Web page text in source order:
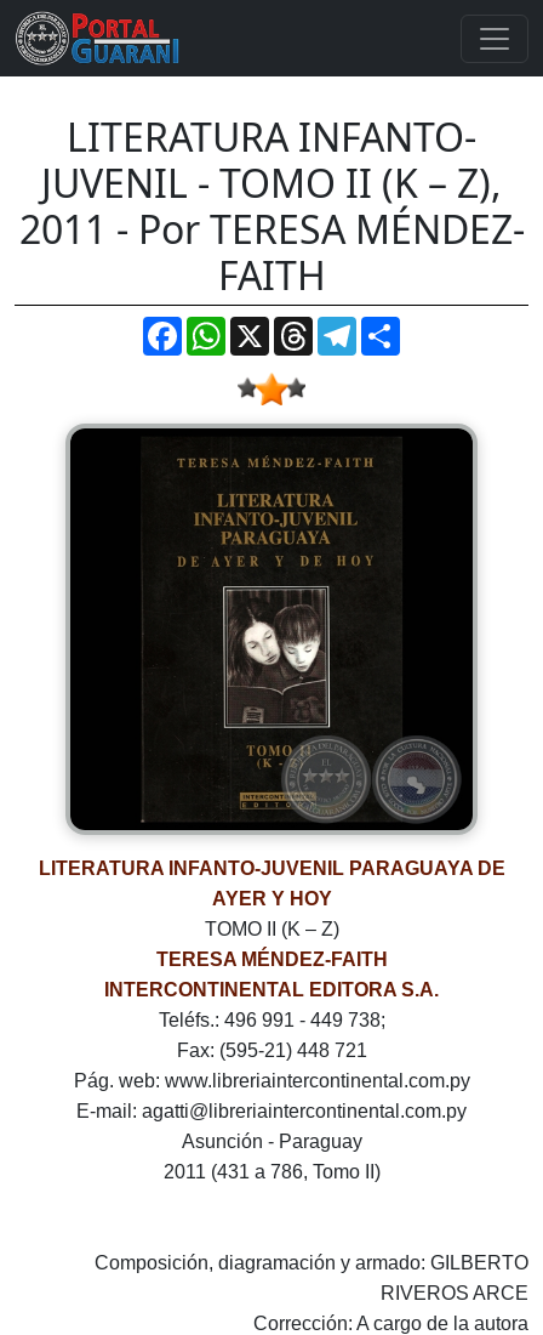
LITERATURA INFANTO-
JUVENIL - TOMO II (K – Z),
2011 - Por TERESA MÉNDEZ-
FAITH
FacebookWhatsApp
X ThreadsTelegram
LITERATURA INFANTO-JUVENIL PARAGUAYA DE
AYER Y HOY
TOMO II (K – Z)
TERESA MÉNDEZ-FAITH
INTERCONTINENTAL EDITORA S.A.
Teléfs.: 496 991 - 449 738;
Fax: (595-21) 448 721
Pág. web: www.libreriaintercontinental.com.py
E-mail: agatti@libreriaintercontinental.com.py
Asunción - Paraguay
2011 (431 a 786, Tomo II)
Composición, diagramación y armado: GILBERTO
RIVEROS ARCE
Corrección: A cargo de la autora